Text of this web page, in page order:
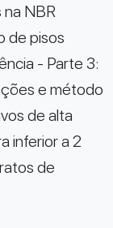
na NBR
de pisos
- Parte 3:
e método
de alta
inferior a 2
de